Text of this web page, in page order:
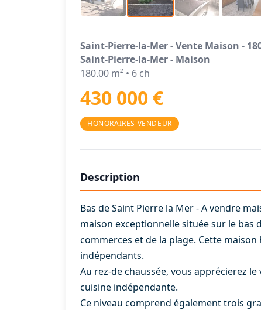
Saint-Pierre-la-Mer - Vente Maison -
Saint-Pierre-la-Mer - Maison
180.00 m² • 6 ch
430 000 €
HONORAIRES VENDEUR
Description
Bas de Saint Pierre la Mer - A vendre
maison exceptionnelle située sur le bas
commerces et de la plage. Cette
indépendants.
Au rez-de chaussée, vous apprécierez
cuisine indépendante.
Ce niveau comprend également trois